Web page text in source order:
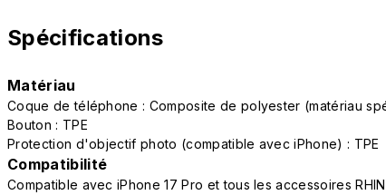
Spécifications
Matériau
Coque de téléphone : Composite de polyester (matériau
Bouton : TPE
Protection d'objectif photo (compatible avec iPhone) : TPE
Compatibilité
Compatible avec iPhone 17 Pro et tous les accessoires